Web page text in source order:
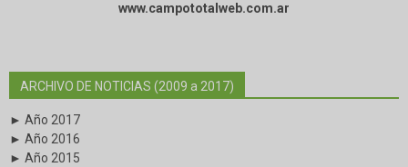
www.campototalweb.com.ar
ARCHIVO DE NOTICIAS (2009 a 2017)
► Año 2017
► Año 2016
► Año 2015